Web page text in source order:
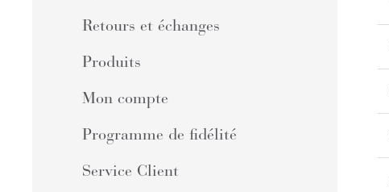
Retours et échanges
Produits
Mon compte
Programme de fidélité
Service Client